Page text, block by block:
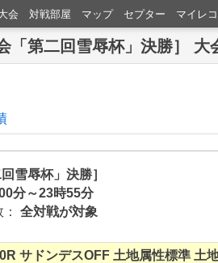
会 対戦部屋 マップ セプター マイレ
「第二回雪辱杯」決勝］ 大
雪辱杯」決勝］
分～23時55分
全対戦が対象
サドンデスOFF 土地属性標準 土